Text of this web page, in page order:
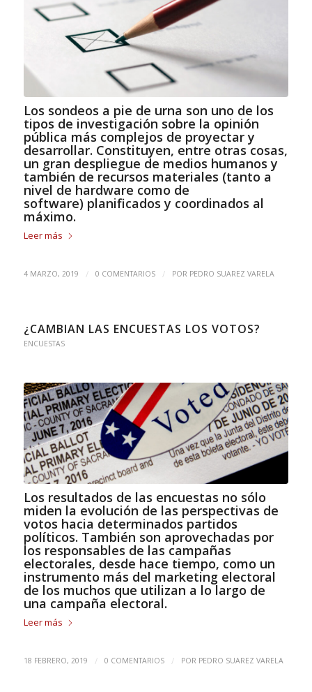
Los sondeos a pie de urna son uno de los
tipos de investigación sobre la opinión
pública más complejos de proyectar y
desarrollar. Constituyen, entre otras cosas,
un gran despliegue de medios humanos y
también de recursos materiales (tanto a
nivel de hardware como de
software) planificados y coordinados al
máximo.
Leer más
4 MARZO, 2019 / 0 COMENTARIOS / POR PEDRO SUAREZ VARELA
¿CAMBIAN LAS ENCUESTAS LOS VOTOS?
ENCUESTAS
Los resultados de las encuestas no sólo
miden la evolución de las perspectivas de
votos hacia determinados partidos
políticos. También son aprovechadas por
los responsables de las campañas
electorales, desde hace tiempo, como un
instrumento más del marketing electoral
de los muchos que utilizan a lo largo de
una campaña electoral.
Leer más
18 FEBRERO, 2019 / 0 COMENTARIOS / POR PEDRO SUAREZ VARELA